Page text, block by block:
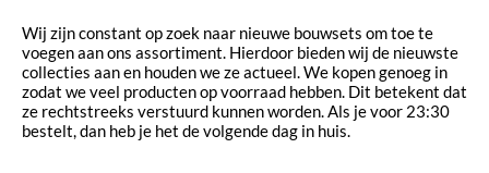
Wij zijn constant op zoek naar nieuwe bouwsets om toe te
voegen aan ons assortiment. Hierdoor bieden wij de nieuwste
collecties aan en houden we ze actueel. We kopen genoeg in
zodat we veel producten op voorraad hebben. Dit betekent dat
ze rechtstreeks verstuurd kunnen worden. Als je voor 23:30
bestelt, dan heb je het de volgende dag in huis.